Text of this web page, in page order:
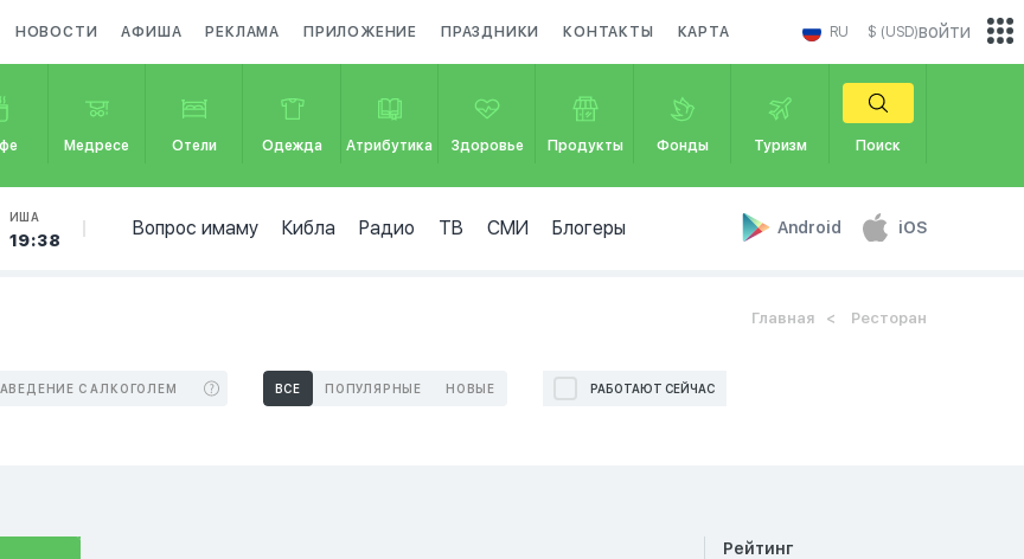
НОВОСТИ АФИША РЕКЛАМА ПРИЛОЖЕНИЕ ПРАЗДНИКИ КОНТАКТЫ КАРТА RU $ (USD)
Медресе Отели Одежда Атрибутика Здоровье Продукты Фонды Туризм Поиск
ИША
19:38
Вопрос имаму Кибла Радио ТВ СМИ Блогеры Android iOS
войти
Главная Ресторан
С АЛКОГОЛЕМ ВСЕ ПОПУЛЯРНЫЕ НОВЫЕ РАБОТАЮТ СЕЙЧАС
Рейтинг